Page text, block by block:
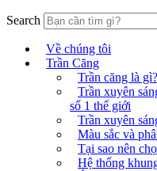
Search
Về chúng tôi
Trần Căng
Trần căng là gì?
Trần xuyên
số 1 thế giới
Trần xuyên
Màu sắc và
Tại sao nên
Hệ thống